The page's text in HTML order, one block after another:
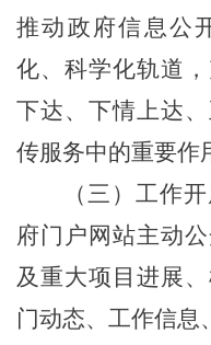
推动政府信息公
化、科学化轨道
下达、下情上达
传服务中的重要作
（三）工作
府门户网站主动
及重大项目进展、
门动态、工作信息、